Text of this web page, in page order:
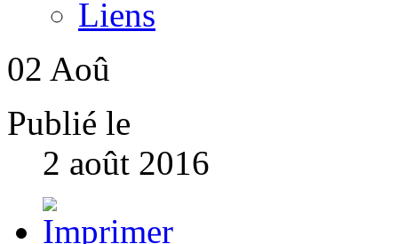
Liens
02 Aoû
Publié le
2 août 2016